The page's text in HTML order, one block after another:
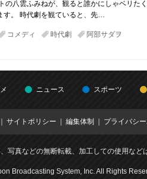
の八雲ふみねが、観ると誰かにしゃベリたく
す。 時代劇を観ていると、先…
コメディ 時代劇
阿部サダヲ
ニュース スポーツ
サイトポリシー 編集体制 プライバシ
写真などの無断転載、加工しての使用など
Broadcasting System, Inc. All Rights